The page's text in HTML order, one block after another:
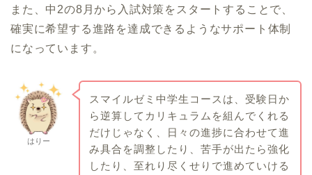
また、中2の8月から入試対策をスタートすることで、
確実に希望する進路を達成できるようなサポート体制
になっています。
はりー
スマイルゼミ中学生コースは、受験日か
ら逆算してカリキュラムを組んでくれる
だけじゃなく、日々の進捗に合わせて進
み具合を調整したり、苦手が出たら強化
したり、至れり尽くせりで進めていける